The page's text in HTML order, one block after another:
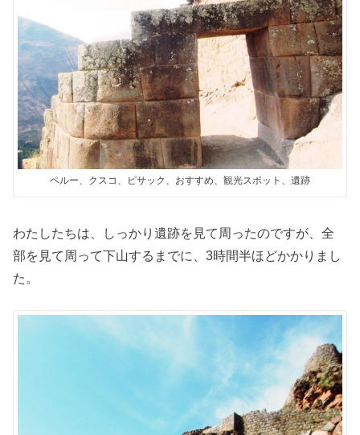
ペルー、クスコ、ピサック、おすすめ、観光スポット、遺跡
わたしたちは、しっかり遺跡を見て周ったのですが、全
部を見て周って下山するまでに、3時間半ほどかかりまし
た。